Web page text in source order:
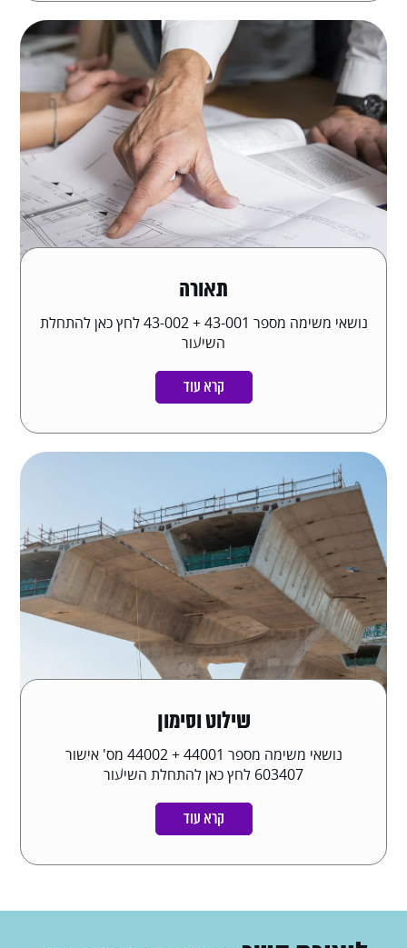
תאורה
נושאי משימה מספר 43-001 + 43-002 לחץ כאן להתחלת
השיעור
קרא עוד
שילוט וסימון
נושאי משימה מספר 44001 + 44002 מס' אישור
603407 לחץ כאן להתחלת השיעור
קרא עוד